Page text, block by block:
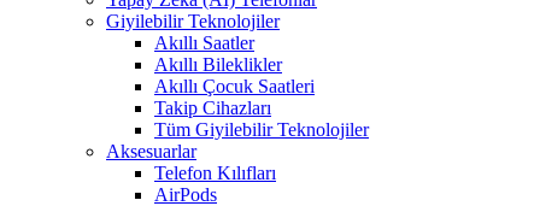
Giyilebilir Teknolojiler
Akıllı Saatler
Akıllı Bileklikler
Akıllı Çocuk Saatleri
Takip Cihazları
Tüm Giyilebilir Teknolojiler
Aksesuarlar
Telefon Kılıfları
AirPods